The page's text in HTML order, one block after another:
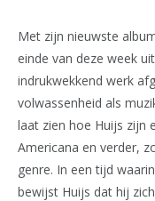
Met zijn nieuwste
einde van deze week
indrukwekkend werk
volwassenheid als
laat zien hoe Huijs zijn
Americana en verder,
genre. In een tijd
bewijst Huijs dat hij